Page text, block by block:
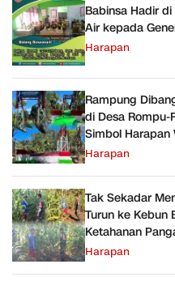
Babinsa Hadir
Air kepada
Harapan
Rampung
di Desa Rompu-
Simbol Harapan
Harapan
Tak Sekadar
Turun ke Kebun
Ketahanan
Harapan